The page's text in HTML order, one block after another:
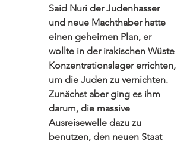
Said Nuri der Judenhasser
und neue Machthaber hatte
einen geheimen Plan, er
wollte in der irakischen Wüste
Konzentrationslager errichten,
um die Juden zu vernichten.
Zunächst aber ging es ihm
darum, die massive
Ausreisewelle dazu zu
benutzen, den neuen Staat